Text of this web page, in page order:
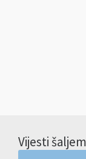
Vijesti